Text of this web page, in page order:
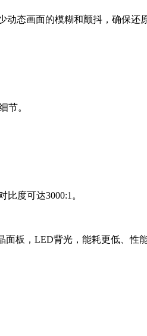
动态画面的模糊和颤抖，确保还
节。
比度可达3000:1。
板，LED背光，能耗更低、性能